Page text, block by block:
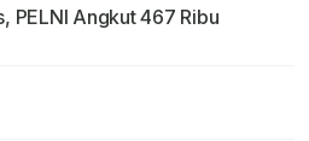
PELNI Angkut 467 Ribu